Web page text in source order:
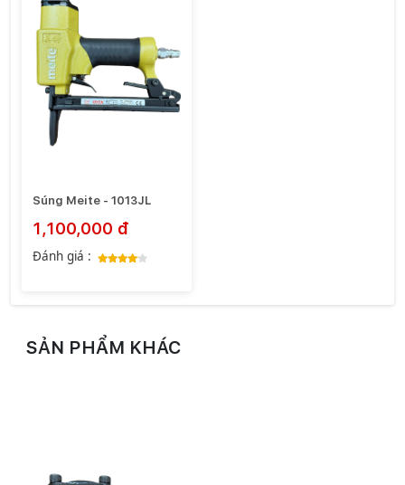
Súng Meite - 1013JL
1,100,000 đ
Đánh giá :
SẢN PHẨM KHÁC